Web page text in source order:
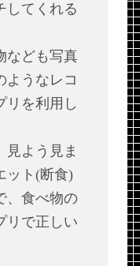
してくれる
なども写真
ようなレコ
リを利用し
見よう見ま
ット(断食)
、食べ物の
リで正しい